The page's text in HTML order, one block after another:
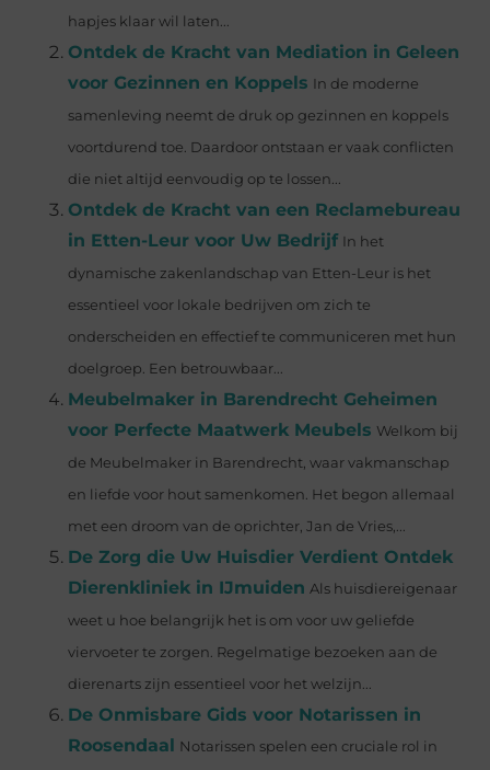
hapjes klaar wil laten...
Ontdek de Kracht van Mediation in Geleen
voor Gezinnen en Koppels In de moderne
samenleving neemt de druk op gezinnen en koppels
voortdurend toe. Daardoor ontstaan er vaak conflicten
die niet altijd eenvoudig op te lossen...
Ontdek de Kracht van een Reclamebureau
in Etten-Leur voor Uw Bedrijf In het
dynamische zakenlandschap van Etten-Leur is het
essentieel voor lokale bedrijven om zich te
onderscheiden en effectief te communiceren met hun
doelgroep. Een betrouwbaar...
Meubelmaker in Barendrecht Geheimen
voor Perfecte Maatwerk Meubels Welkom bij
de Meubelmaker in Barendrecht, waar vakmanschap
en liefde voor hout samenkomen. Het begon allemaal
met een droom van de oprichter, Jan de Vries,...
De Zorg die Uw Huisdier Verdient Ontdek
Dierenkliniek in IJmuiden Als huisdiereigenaar
weet u hoe belangrijk het is om voor uw geliefde
viervoeter te zorgen. Regelmatige bezoeken aan de
dierenarts zijn essentieel voor het welzijn...
De Onmisbare Gids voor Notarissen in
Roosendaal
Notarissen spelen een cruciale rol in